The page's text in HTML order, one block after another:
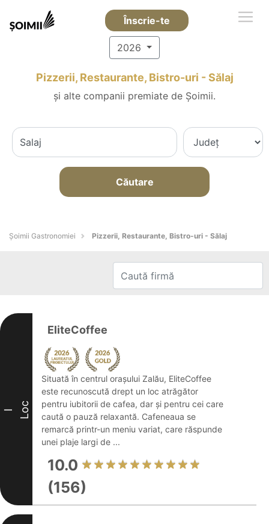
Înscrie-te
2026
Pizzerii, Restaurante, Bistro-uri - Sălaj
și alte companii premiate de Șoimii.
Căutare
Șoimii Gastronomiei Pizzerii, Restaurante, Bistro-uri - Sălaj
I Loc
EliteCoffee
Situată în centrul orașului Zalău, EliteCoffee
este recunoscută drept un loc atrăgător
pentru iubitorii de cafea, dar și pentru cei care
caută o pauză relaxantă. Cafeneaua se
remarcă printr-un meniu variat, care răspunde
unei plaje largi de ...
10.0
(156)